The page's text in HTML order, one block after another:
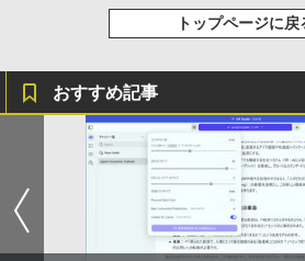
トップページに戻
おすすめ記事